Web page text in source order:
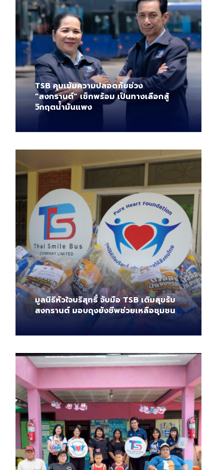
TSB คุมเข้มความปลอดภัยช่วง
“สงกรานต์” เช็กพร้อม เป็นทางเลือกสู้
วิกฤตน้ำมันแพง
มูลนิธิหัวใจบริสุทธิ์ จับมือ TSB เติมสุขรับ
สงกรานต์ มอบถุงยังชีพช่วยเหลือชุมชน